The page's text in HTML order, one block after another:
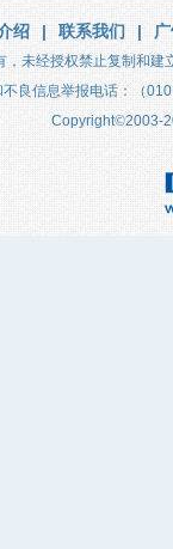
绍 | 联系我们 |
，未经授权禁止复制和建
不良信息举报电话：（
Copyright©2003-